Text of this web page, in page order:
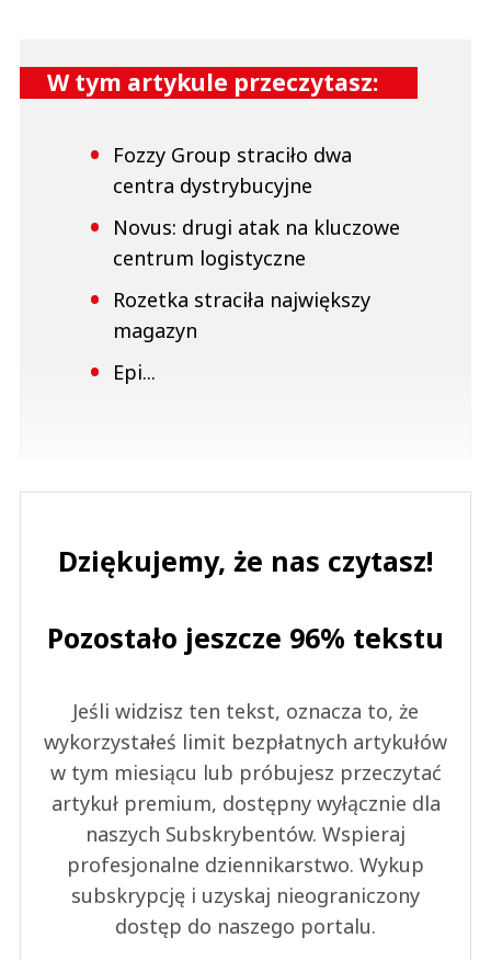
W tym artykule przeczytasz:
Fozzy Group straciło dwa
centra dystrybucyjne
Novus: drugi atak na kluczowe
centrum logistyczne
Rozetka straciła największy
magazyn
Epi...
Dziękujemy, że nas czytasz!
Pozostało jeszcze 96% tekstu
Jeśli widzisz ten tekst, oznacza to, że
wykorzystałeś limit bezpłatnych artykułów
w tym miesiącu lub próbujesz przeczytać
artykuł premium, dostępny wyłącznie dla
naszych Subskrybentów. Wspieraj
profesjonalne dziennikarstwo. Wykup
subskrypcję i uzyskaj nieograniczony
dostęp do naszego portalu.